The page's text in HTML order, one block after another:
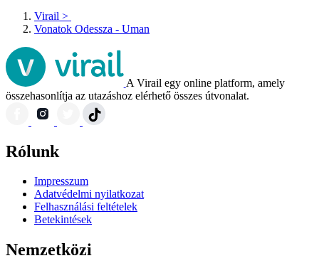
Virail >
Vonatok Odessza - Uman
A Virail egy online platform, amely
összehasonlítja az utazáshoz elérhető összes útvonalat.
Rólunk
Impresszum
Adatvédelmi nyilatkozat
Felhasználási feltételek
Betekintések
Nemzetközi